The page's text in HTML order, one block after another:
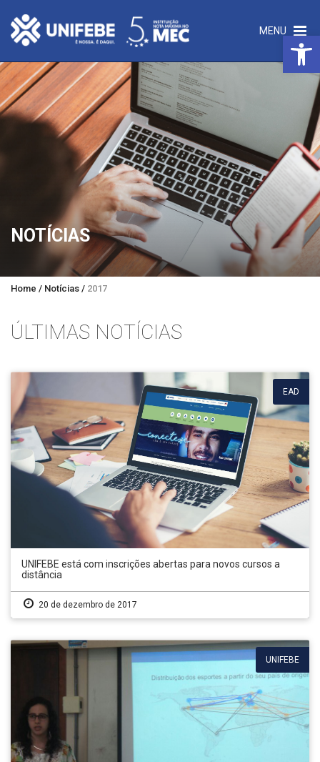
MENU
NOTÍCIAS
Home / Notícias / 2017
ÚLTIMAS NOTÍCIAS
EAD
UNIFEBE está com inscrições abertas para novos cursos a
distância
20 de dezembro de 2017
UNIFEBE